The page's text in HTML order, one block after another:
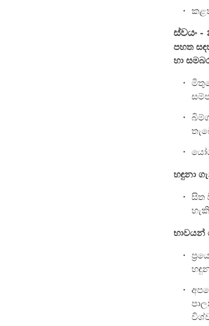
ස්වයං
පහත
හා
හඳුනා
සිත
භාවයන්